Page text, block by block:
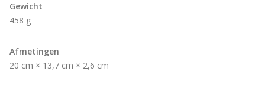
Gewicht
458 g
Afmetingen
20 cm × 13,7 cm × 2,6 cm